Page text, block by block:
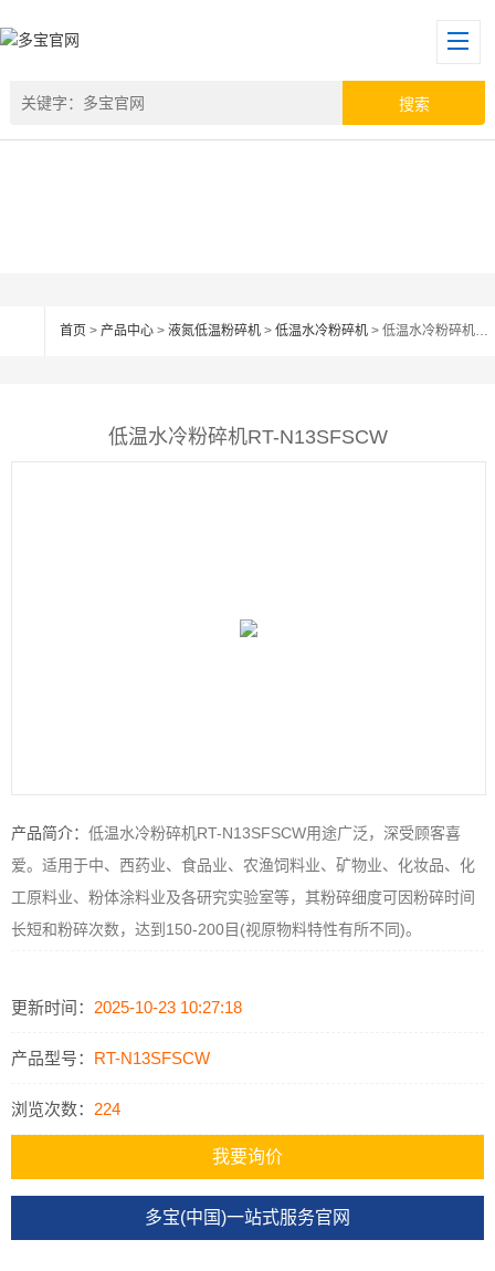
首页 > 产品中心 > 液氮低温粉碎机 > 低温水冷粉碎机 > 低温水冷粉碎机RT-N13SFSCW
低温水冷粉碎机RT-N13SFSCW
产品简介： 低温水冷粉碎机RT-N13SFSCW用途广泛，深受顾客喜
爱。适用于中、西药业、食品业、农渔饲料业、矿物业、化妆品、化
工原料业、粉体涂料业及各研究实验室等，其粉碎细度可因粉碎时间
长短和粉碎次数，达到150-200目(视原物料特性有所不同)。
更新时间： 2025-10-23 10:27:18
产品型号： RT-N13SFSCW
浏览次数： 224
我要询价
多宝(中国)一站式服务官网